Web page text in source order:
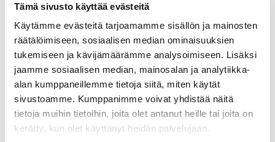
Tämä sivusto käyttää evästeitä
Käytämme evästeitä tarjoamamme sisällön ja mainosten
räätälöimiseen, sosiaalisen median ominaisuuksien
tukemiseen ja kävijämäärämme analysoimiseen. Lisäksi
jaamme sosiaalisen median, mainosalan ja analytiikka-
alan kumppaneillemme tietoja siitä, miten käytät
sivustoamme. Kumppanimme voivat yhdistää näitä
tietoja muihin tietoihin, joita olet antanut heille tai joita on
kerätty, kun olet käyttänyt heidän palvelujaan.
kanssa ei löytynyt ja asetelmat kääntyivät
päälaelleen.
Kallaksen puheen jälkeen käydään keskustelua EU:n
tulevaisuudesta ja Euroopan kilpailukyvystä.
Keskustelua vetää Keskuskauppakamarin
toimitusjohtaja Juho Romakkaniemi.